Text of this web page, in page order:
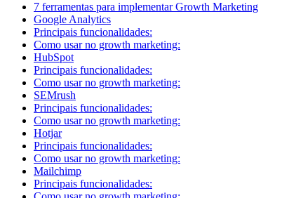
7 ferramentas para implementar Growth Marketing
Google Analytics
Principais funcionalidades:
Como usar no growth marketing:
HubSpot
Principais funcionalidades:
Como usar no growth marketing:
SEMrush
Principais funcionalidades:
Como usar no growth marketing:
Hotjar
Principais funcionalidades:
Como usar no growth marketing:
Mailchimp
Principais funcionalidades: